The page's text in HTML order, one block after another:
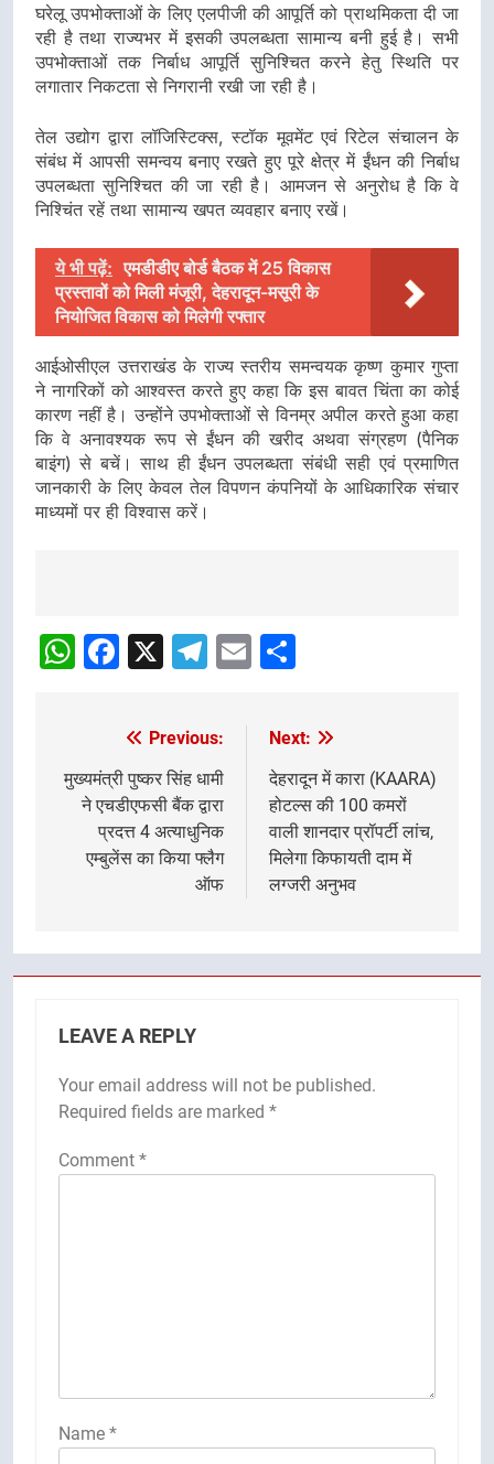
घरेलू उपभोक्ताओं के लिए एलपीजी की आपूर्ति को प्राथमिकता दी जा
रही है तथा राज्यभर में इसकी उपलब्धता सामान्य बनी हुई है। सभी
उपभोक्ताओं तक निर्बाध आपूर्ति सुनिश्चित करने हेतु स्थिति पर
लगातार निकटता से निगरानी रखी जा रही है।
तेल उद्योग द्वारा लॉजिस्टिक्स, स्टॉक मूवमेंट एवं रिटेल संचालन के
संबंध में आपसी समन्वय बनाए रखते हुए पूरे क्षेत्र में ईंधन की निर्बाध
उपलब्धता सुनिश्चित की जा रही है। आमजन से अनुरोध है कि वे
निश्चिंत रहें तथा सामान्य खपत व्यवहार बनाए रखें।
ये भी पढ़ें: एमडीडीए बोर्ड बैठक में 25 विकास
प्रस्तावों को मिली मंजूरी, देहरादून-मसूरी के
नियोजित विकास को मिलेगी रफ्तार
आईओसीएल उत्तराखंड के राज्य स्तरीय समन्वयक कृष्ण कुमार गुप्ता
ने नागरिकों को आश्वस्त करते हुए कहा कि इस बावत चिंता का कोई
कारण नहीं है। उन्होंने उपभोक्ताओं से विनम्र अपील करते हुआ कहा
कि वे अनावश्यक रूप से ईंधन की खरीद अथवा संग्रहण (पैनिक
बाइंग) से बचें। साथ ही ईंधन उपलब्धता संबंधी सही एवं प्रमाणित
जानकारी के लिए केवल तेल विपणन कंपनियों के आधिकारिक संचार
माध्यमों पर ही विश्वास करें।
navigation
WhatsApp
Facebook
X Telegram
Email
navigation
Previous:
मुख्यमंत्री पुष्कर सिंह धामी
ने एचडीएफसी बैंक द्वारा
प्रदत्त 4 अत्याधुनिक
एम्बुलेंस का किया फ्लैग
ऑफ
Next:
देहरादून में कारा (KAARA)
होटल्स की 100 कमरों
वाली शानदार प्रॉपर्टी लांच,
मिलेगा किफायती दाम में
लग्जरी अनुभव
LEAVE A REPLY
Your email address will not be published.
Required fields are marked *
Comment *
Name *